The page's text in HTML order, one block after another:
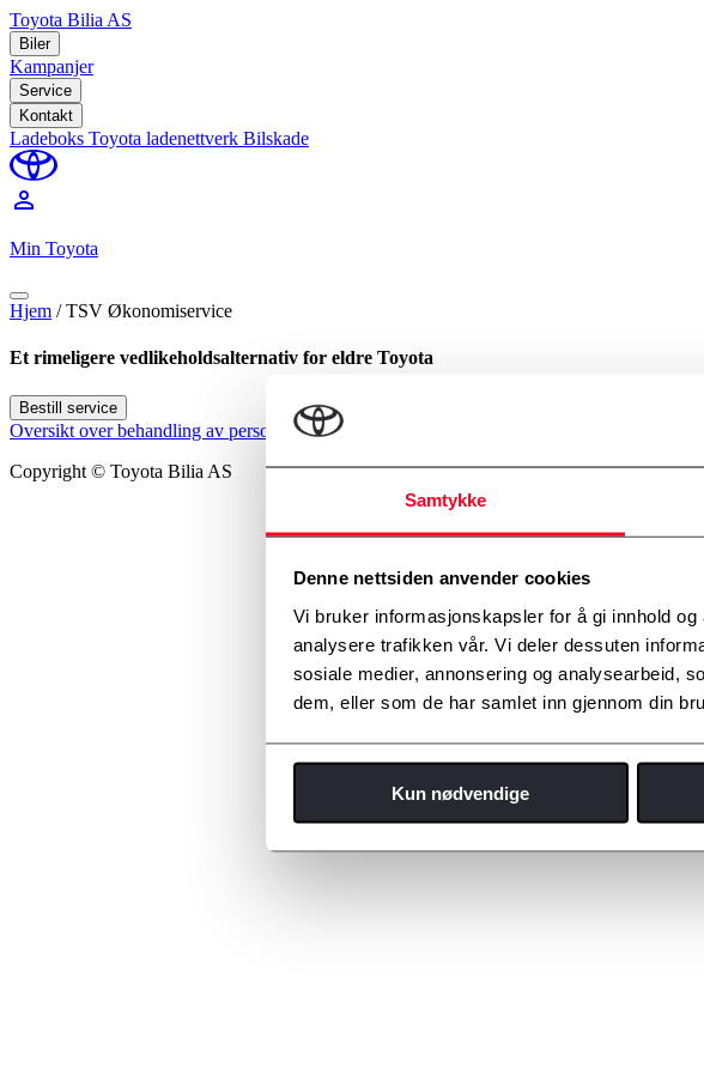
Samtykke
Denne nettsiden anvender cookies
Vi bruker informasjonskapsler for å gi innhold
analysere trafikken vår. Vi deler dessuten
sosiale medier, annonsering og analysearbeid,
dem, eller som de har samlet inn gjennom din
Kun nødvendige
Toyota Bilia AS
Biler
Kampanjer
Service
Kontakt
Ladeboks Toyota ladenettverk Bilskade
perm_identity
Min Toyota
Hjem /TSV Økonomiservice
Et rimeligere vedlikeholdsalternativ for eldre Toyota
Bestill service
Oversikt over behandling av personopplysninger
Copyright © Toyota Bilia AS